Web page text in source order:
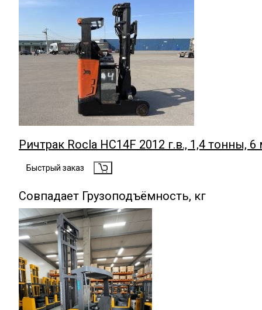
Ричтрак Rocla HC14F 2012 г.в., 1,4 тонны,
Быстрый заказ
Совпадает Грузоподъёмность, кг